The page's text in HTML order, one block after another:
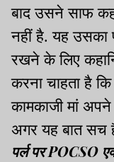
बाद उसने साफ
नहीं है. यह उसका
रखने के लिए
करना चाहता है
कामकाजी मां
अगर यह बात सच
पर्ल पर POCSO